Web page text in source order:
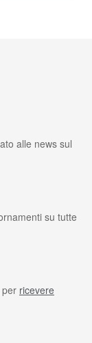
alle news sul
su tutte
ricevere